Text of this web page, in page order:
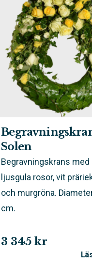
– Skymning
Solen
Begravningskrans med
ljusgula rosor, vit
och murgröna.
cm.
3 345 kr